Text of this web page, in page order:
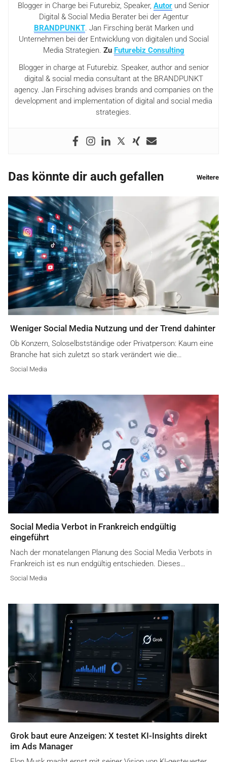
Blogger in Charge bei Futurebiz, Speaker, Autor und Senior
Digital & Social Media Berater bei der Agentur
BRANDPUNKT. Jan Firsching berät Marken und
Unternehmen bei der Entwicklung von digitalen und Social
Media Strategien. Zu Futurebiz Consulting
Blogger in charge at Futurebiz. Speaker, author and senior
digital & social media consultant at the BRANDPUNKT
agency. Jan Firsching advises brands and companies on the
development and implementation of digital and social media
strategies.
Das könnte dir auch gefallen Weitere
Weniger Social Media Nutzung und der Trend dahinter
Ob Konzern, Soloselbstständige oder Privatperson: Kaum eine
Branche hat sich zuletzt so stark verändert wie die…
Social Media
Social Media Verbot in Frankreich endgültig
eingeführt
Nach der monatelangen Planung des Social Media Verbots in
Frankreich ist es nun endgültig entschieden. Dieses…
Social Media
Grok baut eure Anzeigen: X testet KI-Insights direkt
im Ads Manager